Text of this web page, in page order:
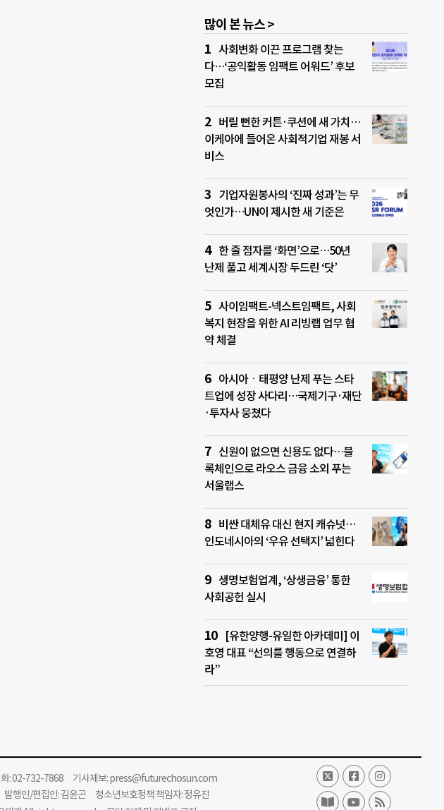
많이 본 뉴스 >
사회변화 이끈 프로그램 찾는
다…‘공익활동 임팩트 어워드’ 후보
모집
버릴 뻔한 커튼·쿠션에 새 가치…
이케아에 들어온 사회적기업 재봉 서
비스
기업자원봉사의 ‘진짜 성과’는 무
엇인가…UN이 제시한 새 기준은
한 줄 점자를 ‘화면’으로…50년
난제 풀고 세계시장 두드린 ‘닷’
사이임팩트-넥스트임팩트, 사회
복지 현장을 위한 AI 리빙랩 업무 협
약 체결
아시아ㆍ태평양 난제 푸는 스타
트업에 성장 사다리…국제기구·재단
·투자사 뭉쳤다
신원이 없으면 신용도 없다…블
록체인으로 라오스 금융 소외 푸는
서울랩스
비싼 대체유 대신 현지 캐슈넛…
인도네시아의 ‘우유 선택지’ 넓힌다
생명보험업계, ‘상생금융’ 통한
사회공헌 실시
[유한양행-유일한 아카데미] 이
호영 대표 “선의를 행동으로 연결하
라”
: 02-732-7868 기사제보:press@futurechosun.com
행인/편집인: 김윤곤 청소년보호정책 책임자: 정유진